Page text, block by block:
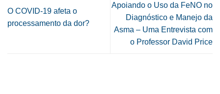
O COVID-19 afeta o
processamento da dor?
Apoiando o Uso da FeNO no
Diagnóstico e Manejo da
Asma – Uma Entrevista com
o Professor David Price